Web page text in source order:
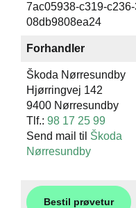
7ac05938-c319-
08db9808ea24
Forhandler
Škoda Nørresundby
Hjørringvej 142
9400 Nørresundby
Tlf.: 98 17 25 99
Send mail til Škoda
Nørresundby
Bestil prøvetur